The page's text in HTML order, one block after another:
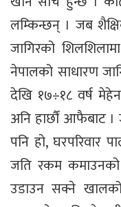
लम्किन्छन् । जब
जागिरको
नेपालको साधारण
देखि १७÷१८ वर्ष
अनि हार्छौं आफैबाट
पनि हो, घरपरिवार
जति रकम कमाउनको
उडाउन सक्ने